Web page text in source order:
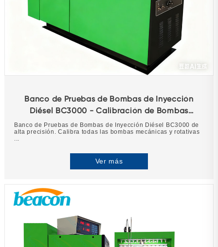
Banco de Pruebas de Bombas de Inyección
Diésel BC3000 - Calibración de Bombas
Mecánicas de 12 Cilindros
Banco de Pruebas de Bombas de Inyección Diésel BC3000 de
alta precisión. Calibra todas las bombas mecánicas y rotativas
...
Ver más